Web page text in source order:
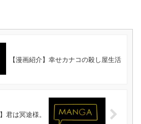
【漫画紹介】幸せカナコの殺し屋生活
君は冥途様。